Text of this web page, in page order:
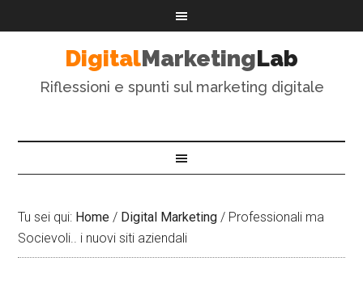
DigitalMarketingLab
Riflessioni e spunti sul marketing digitale
Tu sei qui: Home / Digital Marketing / Professionali ma
Socievoli.. i nuovi siti aziendali